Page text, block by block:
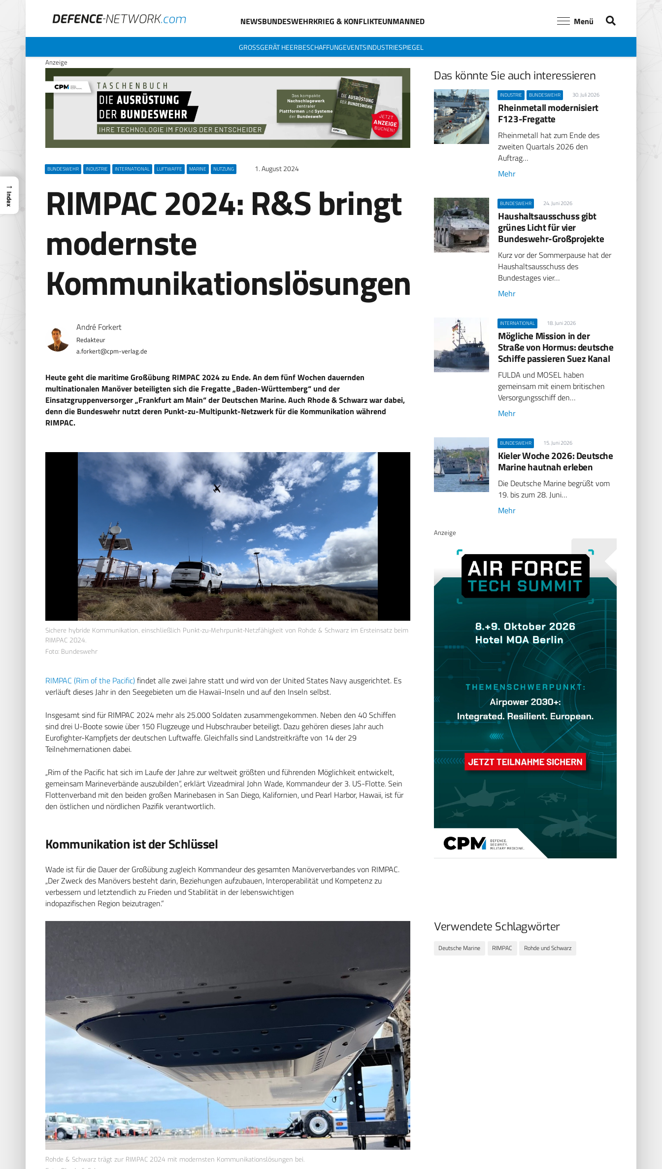
NEWSBUNDESWEHRKRIEG & KONFLIKTEUNMANNED Menü
GROSSGERÄT HEERBESCHAFFUNGEVENTSINDUSTRIESPIEGEL
Anzeige
BUNDESWEHR INDUSTRIE INTERNATIONAL LUFTWAFFE MARINE NUTZUNG 1. August 2024
RIMPAC 2024: R&S bringt
modernste
Kommunikationslösungen
André Forkert
Redakteur
a.forkert@cpm-verlag.de
Heute geht die maritime Großübung RIMPAC 2024 zu Ende. An dem fünf Wochen dauernden
multinationalen Manöver beteiligten sich die Fregatte „Baden-Württemberg“ und der
Einsatzgruppenversorger „Frankfurt am Main“ der Deutschen Marine. Auch Rhode & Schwarz war dabei,
denn die Bundeswehr nutzt deren Punkt-zu-Multipunkt-Netzwerk für die Kommunikation während
RIMPAC.
Sichere hybride Kommunikation, einschließlich Punkt-zu-Mehrpunkt-Netzfähigkeit von Rohde & Schwarz im Ersteinsatz beim
RIMPAC 2024.
Foto: Bundeswehr
RIMPAC (Rim of the Pacific)findet alle zwei Jahre statt und wird von der United States Navy ausgerichtet. Es
verläuft dieses Jahr in den Seegebieten um die Hawaii-Inseln und auf den Inseln selbst.
Insgesamt sind für RIMPAC 2024 mehr als 25.000 Soldaten zusammengekommen. Neben den 40 Schiffen
sind drei U-Boote sowie über 150 Flugzeuge und Hubschrauber beteiligt. Dazu gehören dieses Jahr auch
Eurofighter-Kampfjets der deutschen Luftwaffe. Gleichfalls sind Landstreitkräfte von 14 der 29
Teilnehmernationen dabei.
„Rim of the Pacific hat sich im Laufe der Jahre zur weltweit größten und führenden Möglichkeit entwickelt,
gemeinsam Marineverbände auszubilden“, erklärt Vizeadmiral John Wade, Kommandeur der 3. US-Flotte. Sein
Flottenverband mit den beiden großen Marinebasen in San Diego, Kalifornien, und Pearl Harbor, Hawaii, ist für
den östlichen und nördlichen Pazifik verantwortlich.
Kommunikation ist der Schlüssel
Wade ist für die Dauer der Großübung zugleich Kommandeur des gesamten Manöververbandes von RIMPAC.
„Der Zweck des Manövers besteht darin, Beziehungen aufzubauen, Interoperabilität und Kompetenz zu
verbessern und letztendlich zu Frieden und Stabilität in der lebenswichtigen
indopazifischen Region beizutragen.“
Rohde & Schwarz trägt zur RIMPAC 2024 mit modernsten Kommunikationslösungen bei.
Das könnte Sie auch interessieren
INDUSTRIE BUNDESWEHR 30. Juli 2026
Rheinmetall modernisiert
F123-Fregatte
Rheinmetall hat zum Ende des
zweiten Quartals 2026 den
Auftrag…
Mehr
BUNDESWEHR 24. Juni 2026
Haushaltsausschuss gibt
grünes Licht für vier
Bundeswehr-Großprojekte
Kurz vor der Sommerpause hat der
Haushaltsausschuss des
Bundestages vier…
Mehr
INTERNATIONAL 18. Juni 2026
Mögliche Mission in der
Straße von Hormus: deutsche
Schiffe passieren Suez Kanal
FULDA und MOSEL haben
gemeinsam mit einem britischen
Versorgungsschiff den…
Mehr
BUNDESWEHR 15. Juni 2026
Kieler Woche 2026: Deutsche
Marine hautnah erleben
Die Deutsche Marine begrüßt vom
19. bis zum 28. Juni…
Mehr
Anzeige
Verwendete Schlagwörter
Deutsche Marine RIMPAC Rohde und Schwarz
→
Index